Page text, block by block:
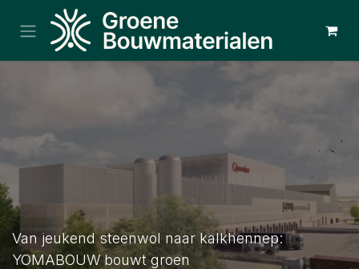
Overslaan naar inhoud
Van jeukend steenwol naar kalkhennep:
YOMABOUW bouwt groen